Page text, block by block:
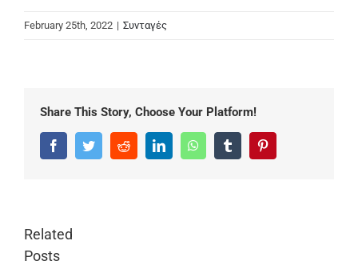
February 25th, 2022 | Συνταγές
Share This Story, Choose Your Platform!
FacebookTwitterRedditLinkedInWhatsAppTumblr
Related
Posts